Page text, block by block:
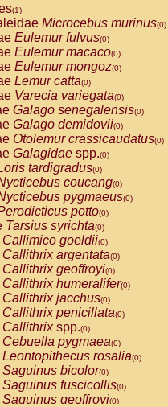
(1)
Microcebus murinus(0)
Eulemur fulvus(0)
Eulemur macaco(0)
Eulemur mongoz(0)
Lemur catta(0)
Varecia variegata(0)
Galago senegalensis(0)
Galago demidovii(0)
Otolemur crassicaudatus(0)
Galagidae spp.(0)
tardigradus(0)
coucang(0)
pygmaeus(0)
potto(0)
Tarsius syrichta(0)
Callimico goeldii(0)
Callithrix argentata(0)
Callithrix geoffroyi(0)
Callithrix humeralifer(0)
Callithrix jacchus(0)
Callithrix penicillata(0)
Callithrixspp.(0)
Cebuella pygmaea(0)
Leontopithecus rosalia(0)
Saguinus bicolor(0)
Saguinus fuscicollis(0)
Saguinus geoffroyi(0)